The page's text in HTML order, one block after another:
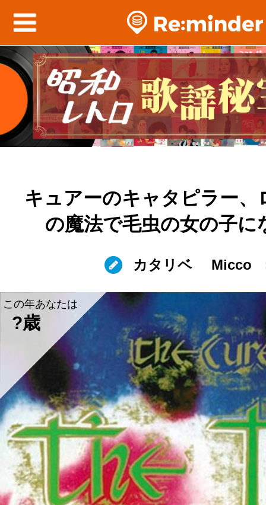
キュアーのキャタピラー、
の魔法で毛虫の女の子に
カタリベ Micco
この年あなたは
?歳